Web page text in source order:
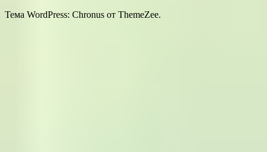
Тема WordPress: Chronus от ThemeZee.